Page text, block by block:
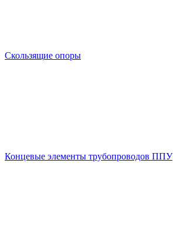
Скользящие опоры
Концевые элементы трубопроводов ППУ